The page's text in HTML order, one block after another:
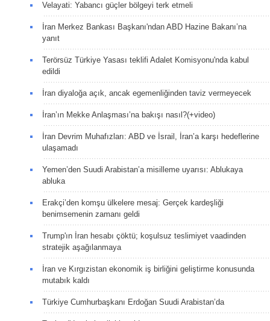
Velayati: Yabancı güçler bölgeyi terk etmeli
İran Merkez Bankası Başkanı'ndan ABD Hazine Bakanı’na
yanıt
Terörsüz Türkiye Yasası teklifi Adalet Komisyonu'nda kabul
edildi
İran diyaloğa açık, ancak egemenliğinden taviz vermeyecek
İran’ın Mekke Anlaşması’na bakışı nasıl?(+video)
İran Devrim Muhafızları: ABD ve İsrail, İran’a karşı hedeflerine
ulaşamadı
Yemen’den Suudi Arabistan’a misilleme uyarısı: Ablukaya
abluka
Erakçi’den komşu ülkelere mesaj: Gerçek kardeşliği
benimsemenin zamanı geldi
Trump'ın İran hesabı çöktü; koşulsuz teslimiyet vaadinden
stratejik aşağılanmaya
İran ve Kırgızistan ekonomik iş birliğini geliştirme konusunda
mutabık kaldı
Türkiye Cumhurbaşkanı Erdoğan Suudi Arabistan’da